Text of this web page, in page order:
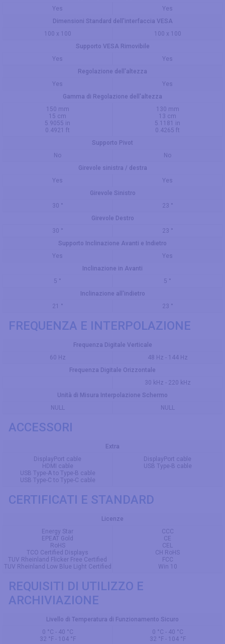
Yes
Yes
Dimensioni Standard dell'interfaccia VESA
100 x 100
100 x 100
Supporto VESA Rimovibile
Yes
Yes
Regolazione dell'altezza
Yes
Yes
Gamma di Regolazione dell'altezza
150 mm
15 cm
5.9055 in
0.4921 ft
130 mm
13 cm
5.1181 in
0.4265 ft
Supporto Pivot
No
No
Girevole sinistra / destra
Yes
Yes
Girevole Sinistro
30 °
23 °
Girevole Destro
30 °
23 °
Supporto Inclinazione Avanti e Indietro
Yes
Yes
Inclinazione in Avanti
5 °
5 °
Inclinazione all'indietro
21 °
23 °
FREQUENZA E INTERPOLAZIONE
Frequenza Digitale Verticale
60 Hz
48 Hz - 144 Hz
Frequenza Digitale Orizzontale
30 kHz - 220 kHz
Unità di Misura Interpolazione Schermo
NULL
NULL
ACCESSORI
Extra
DisplayPort cable
HDMI cable
USB Type-A to Type-B cable
USB Type-C to Type-C cable
DisplayPort cable
USB Type-B cable
CERTIFICATI E STANDARD
Licenze
Energy Star
EPEAT Gold
RoHS
TCO Certified Displays
TUV Rheinland Flicker Free Certified
TUV Rheinland Low Blue Light Certified
CCC
CE
CEL
CH RoHS
FCC
Win 10
REQUISITI DI UTILIZZO E
ARCHIVIAZIONE
Livello di Temperatura di Funzionamento Sicuro
0 °C - 40 °C
32 °F - 104 °F
0 °C - 40 °C
32 °F - 104 °F